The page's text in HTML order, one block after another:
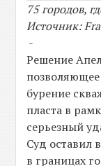
75 городов,
Источник:
-
Решение
бурение
пласта в
серьезный
Суд оставил
в границах